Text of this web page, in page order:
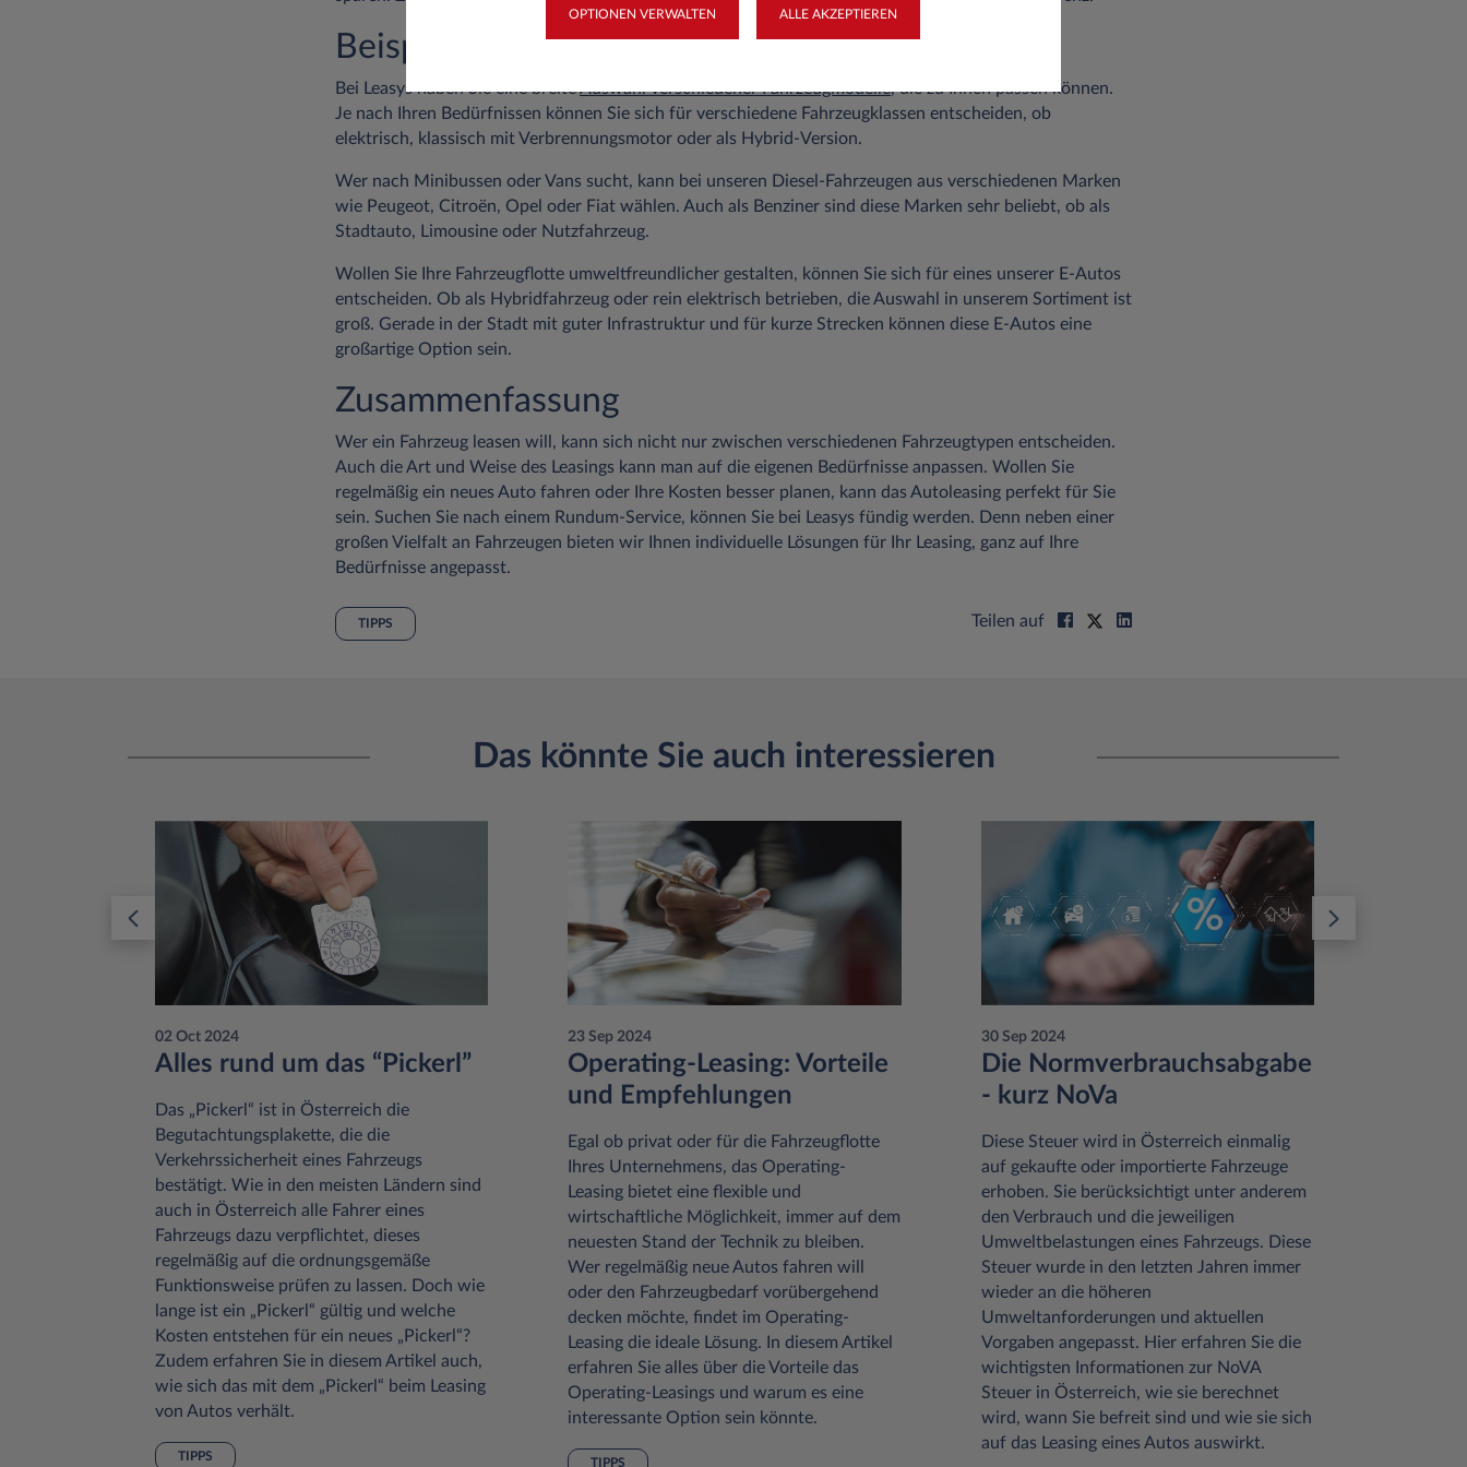
Beispiele und Modelle
Bei Leasys haben Sie eine breiteAuswahl verschiedener Fahrzeugmodelle, die zu Ihnen passen können.
Je nach Ihren Bedürfnissen können Sie sich für verschiedene Fahrzeugklassen entscheiden, ob
elektrisch, klassisch mit Verbrennungsmotor oder als Hybrid-Version.
Wer nach Minibussen oder Vans sucht, kann bei unseren Diesel-Fahrzeugen aus verschiedenen Marken
wie Peugeot, Citroën, Opel oder Fiat wählen. Auch als Benziner sind diese Marken sehr beliebt, ob als
Stadtauto, Limousine oder Nutzfahrzeug.
Wollen Sie Ihre Fahrzeugflotte umweltfreundlicher gestalten, können Sie sich für eines unserer E-Autos
entscheiden. Ob als Hybridfahrzeug oder rein elektrisch betrieben, die Auswahl in unserem Sortiment ist
groß. Gerade in der Stadt mit guter Infrastruktur und für kurze Strecken können diese E-Autos eine
großartige Option sein.
Zusammenfassung
Wer ein Fahrzeug leasen will, kann sich nicht nur zwischen verschiedenen Fahrzeugtypen entscheiden.
Auch die Art und Weise des Leasings kann man auf die eigenen Bedürfnisse anpassen. Wollen Sie
regelmäßig ein neues Auto fahren oder Ihre Kosten besser planen, kann das Autoleasing perfekt für Sie
sein. Suchen Sie nach einem Rundum-Service, können Sie bei Leasys fündig werden. Denn neben einer
großen Vielfalt an Fahrzeugen bieten wir Ihnen individuelle Lösungen für Ihr Leasing, ganz auf Ihre
Bedürfnisse angepasst.
TIPPS Teilen auf
Das könnte Sie auch interessieren
02 Oct 2024
Alles rund um das “Pickerl”
Das „Pickerl“ ist in Österreich die
Begutachtungsplakette, die die
Verkehrssicherheit eines Fahrzeugs
bestätigt. Wie in den meisten Ländern sind
auch in Österreich alle Fahrer eines
Fahrzeugs dazu verpflichtet, dieses
regelmäßig auf die ordnungsgemäße
Funktionsweise prüfen zu lassen. Doch wie
lange ist ein „Pickerl“ gültig und welche
Kosten entstehen für ein neues „Pickerl“?
Zudem erfahren Sie in diesem Artikel auch,
wie sich das mit dem „Pickerl“ beim Leasing
von Autos verhält.
TIPPS
23 Sep 2024
Operating-Leasing: Vorteile
und Empfehlungen
Egal ob privat oder für die Fahrzeugflotte
Ihres Unternehmens, das Operating-
Leasing bietet eine flexible und
wirtschaftliche Möglichkeit, immer auf dem
neuesten Stand der Technik zu bleiben.
Wer regelmäßig neue Autos fahren will
oder den Fahrzeugbedarf vorübergehend
decken möchte, findet im Operating-
Leasing die ideale Lösung. In diesem Artikel
erfahren Sie alles über die Vorteile das
Operating-Leasings und warum es eine
interessante Option sein könnte.
TIPPS
30 Sep 2024
Die Normverbrauchsabgabe
- kurz NoVa
Diese Steuer wird in Österreich einmalig
auf gekaufte oder importierte Fahrzeuge
erhoben. Sie berücksichtigt unter anderem
den Verbrauch und die jeweiligen
Umweltbelastungen eines Fahrzeugs. Diese
Steuer wurde in den letzten Jahren immer
wieder an die höheren
Umweltanforderungen und aktuellen
Vorgaben angepasst. Hier erfahren Sie die
wichtigsten Informationen zur NoVA
Steuer in Österreich, wie sie berechnet
wird, wann Sie befreit sind und wie sie sich
auf das Leasing eines Autos auswirkt.
OPTIONEN VERWALTEN ALLE AKZEPTIEREN